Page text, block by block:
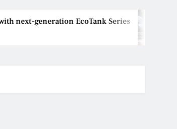
next-generation EcoTank Series